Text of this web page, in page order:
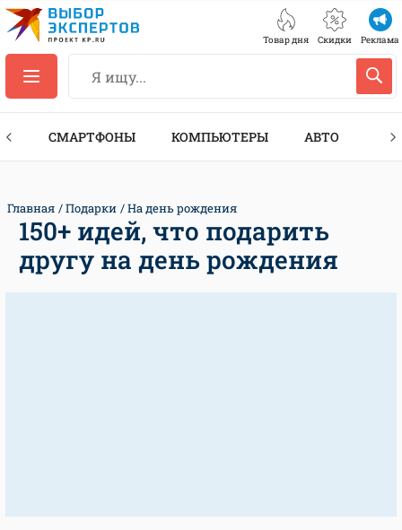
Товар дня Скидки Реклама
СМАРТФОНЫ КОМПЬЮТЕРЫ АВТО
Главная Подарки На день рождения
150+ идей, что подарить
другу на день рождения